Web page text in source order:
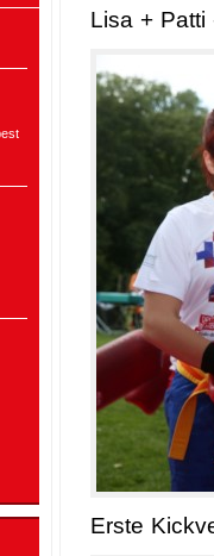
Lisa + Patti
Erste